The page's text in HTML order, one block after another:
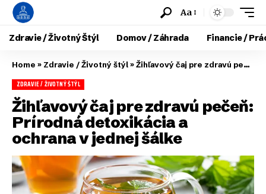
Aa
Zdravie / Životný Štýl Domov / Záhrada Financie /
Home » Zdravie / Životný štýl»Žihľavový čaj pre zdravú pečeň: Prírodná detoxikácia a ochrana v jednej šálke
ZDRAVIE / ŽIVOTNÝ ŠTÝL
Žihľavový čaj pre zdravú pečeň:
Prírodná detoxikácia a
ochrana v jednej šálke